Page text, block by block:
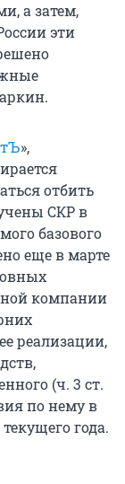
а затем,
эти
»,
отбить
СКР в
базового
еще в марте
компании
реализации,
(ч. 3 ст.
по нему в
года.